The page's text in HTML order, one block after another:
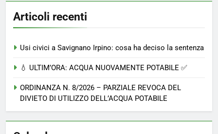
Articoli recenti
Usi civici a Savignano Irpino: cosa ha deciso la sentenza
💧 ULTIM’ORA: ACQUA NUOVAMENTE POTABILE ✅
ORDINANZA N. 8/2026 – PARZIALE REVOCA DEL
DIVIETO DI UTILIZZO DELL’ACQUA POTABILE